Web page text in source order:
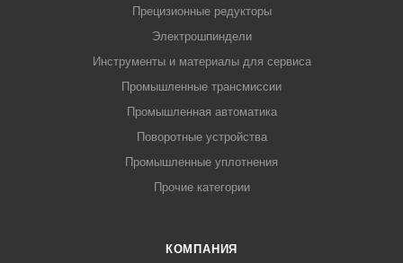
Прецизионные редукторы
Электрошпиндели
Инструменты и материалы для сервиса
Промышленные трансмиссии
Промышленная автоматика
Поворотные устройства
Промышленные уплотнения
Прочие категории
КОМПАНИЯ